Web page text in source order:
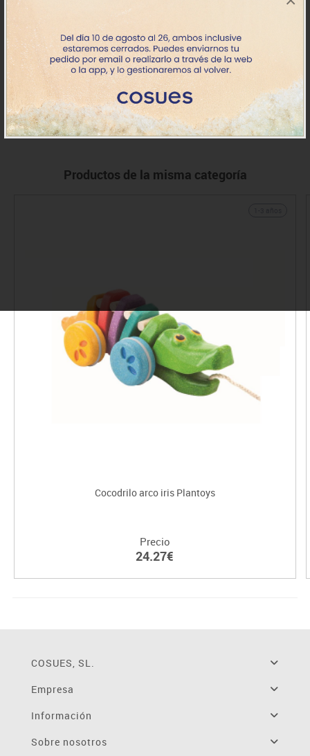
MDLER7742
Tren Choo Choo
+7 días
25.22€- 22.70€
IVA incluido
Productos de la misma categoría
Cocodrilo arco iris Plantoys
Precio
24.27€
COSUES, SL.
Empresa
Información
Sobre nosotros